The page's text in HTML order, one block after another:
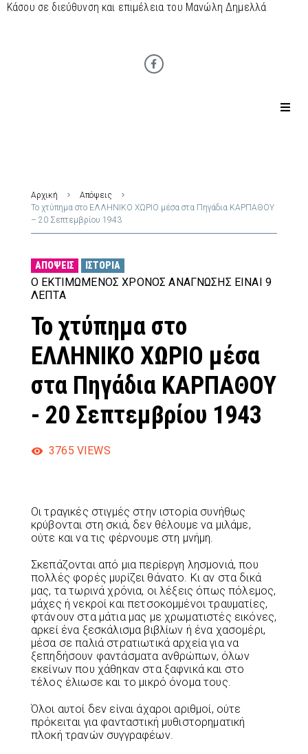
Κάσου σε διεύθυνση και επιμέλεια του Μανώλη Δημελλά
Αρχική
Απόψεις
Το χτύπημα στο ΕΛΛΗΝΙΚΟ ΧΩΡΙΟ μέσα στα Πηγάδια ΚΑΡΠΑΘΟΥ
– 20 Σεπτεμβρίου 1943
ΑΠΌΨΕΙΣ ΙΣΤΟΡΊΑ
Ο ΕΚΤΙΜΏΜΕΝΟΣ ΧΡΌΝΟΣ ΑΝΆΓΝΩΣΗΣ ΕΊΝΑΙ 9
ΛΕΠΤΆ
Το χτύπημα στο
ΕΛΛΗΝΙΚΟ ΧΩΡΙΟ μέσα
στα Πηγάδια ΚΑΡΠΑΘΟΥ
- 20 Σεπτεμβρίου 1943
3765 VIEWS
Οι τραγικές στιγμές στην ιστορία συνήθως
κρύβονται στη σκιά, δεν θέλουμε να μιλάμε,
ούτε και να τις φέρνουμε στη μνήμη.
Σκεπάζονται από μια περίεργη λησμονιά, που
πολλές φορές μυρίζει θάνατο. Κι αν στα δικά
μας, τα τωρινά χρόνια, οι λέξεις όπως πόλεμος,
μάχες ή νεκροί και πετσοκομμένοι τραυματίες,
φτάνουν στα μάτια μας με χρωματιστές εικόνες,
αρκεί ένα ξεσκάλισμα βιβλίων ή ένα χασομέρι,
μέσα σε παλιά στρατιωτικά αρχεία για να
ξεπηδήσουν φαντάσματα ανθρώπων, όλων
εκείνων που χάθηκαν στα ξαφνικά και στο
τέλος έλιωσε και το μικρό όνομα τους.
Όλοι αυτοί δεν είναι άχαροι αριθμοί, ούτε
πρόκειται για φανταστική μυθιστορηματική
πλοκή τρανών συγγραφέων.